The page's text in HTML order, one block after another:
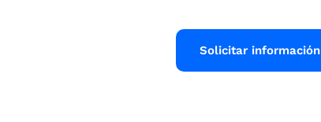
Solicitar información